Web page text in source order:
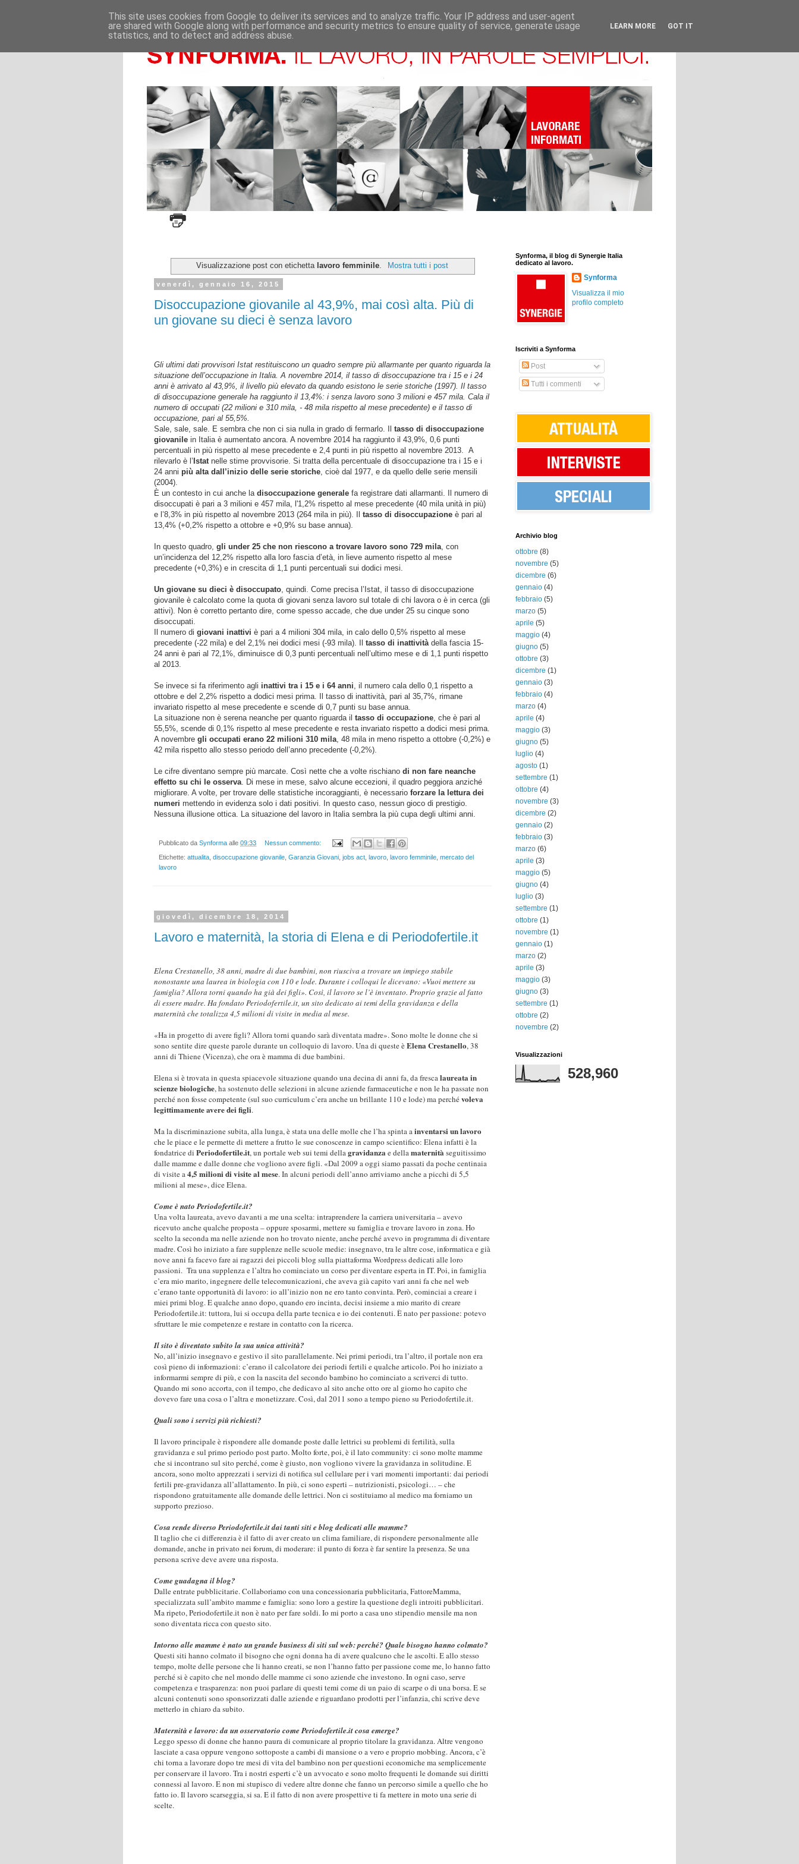
Visualizzazione post con etichetta lavoro femminile Mostra tutti i post
venerdì, gennaio 16, 2015
Disoccupazione giovanile al 43,9%, mai così alta. Più di
un giovane su dieci è senza lavoro
Gli ultimi dati provvisori Istat restituiscono un quadro sempre più allarmante per quanto riguarda la
situazione dell’occupazione in Italia. A novembre 2014, il tasso di disoccupazione tra i 15 e i 24
anni è arrivato al 43,9%, il livello più elevato da quando esistono le serie storiche (1997). Il tasso
di disoccupazione generale ha raggiunto il 13,4%: i senza lavoro sono 3 milioni e 457 mila. Cala il
numero di occupati (22 milioni e 310 mila, - 48 mila rispetto al mese precedente) e il tasso di
occupazione, pari al 55,5%.
Sale, sale, sale. E sembra che non ci sia nulla in grado di fermarlo. Il tasso di disoccupazione
giovanile in Italia è aumentato ancora. A novembre 2014 ha raggiunto il 43,9%, 0,6 punti
percentuali in più rispetto al mese precedente e 2,4 punti in più rispetto al novembre 2013.
A
rilevarlo è l’Istat nelle stime provvisorie. Si tratta della percentuale di disoccupazione tra i 15 e i
24 anni più alta dall’inizio delle serie storiche , cioè dal 1977, e da quello delle serie mensili
(2004).
È un contesto in cui anche la disoccupazione generale fa registrare dati allarmanti. Il numero di
disoccupati è pari a 3 milioni e 457 mila, l'1,2% rispetto al mese precedente (40 mila unità in più)
e l’8,3% in più rispetto al novembre 2013 (264 mila in più). Il tasso di disoccupazione è pari al
13,4% (+0,2% rispetto a ottobre e +0,9% su base annua).
In questo quadro, gli under 25 che non riescono a trovare lavoro sono 729 mila , con
un’incidenza del 12,2% rispetto alla loro fascia d’età, in lieve aumento rispetto al mese
precedente (+0,3%) e in crescita di 1,1 punti percentuali sui dodici mesi.
Un giovane su dieci è disoccupato , quindi. Come precisa l’Istat, il tasso di disoccupazione
giovanile è calcolato come la quota di giovani senza lavoro sul totale di chi lavora o è in cerca (gli
attivi). Non è corretto pertanto dire, come spesso accade, che due under 25 su cinque sono
disoccupati.
Il numero di giovani inattivi è pari a 4 milioni 304 mila, in calo dello 0,5% rispetto al mese
precedente (-22 mila) e del 2,1% nei dodici mesi (-93 mila). Il tasso di inattività della fascia 15-
24 anni è pari al 72,1%, diminuisce di 0,3 punti percentuali nell’ultimo mese e di 1,1 punti rispetto
al 2013.
Se invece si fa riferimento agli inattivi tra i 15 e i 64 anni , il numero cala dello 0,1 rispetto a
ottobre e del 2,2% rispetto a dodici mesi prima. Il tasso di inattività, pari al 35,7%, rimane
invariato rispetto al mese precedente e scende di 0,7 punti su base annua.
La situazione non è serena neanche per quanto riguarda il tasso di occupazione , che è pari al
55,5%, scende di 0,1% rispetto al mese precedente e resta invariato rispetto a dodici mesi prima.
A novembre gli occupati erano 22 milioni 310 mila , 48 mila in meno rispetto a ottobre (-0,2%) e
42 mila rispetto allo stesso periodo dell’anno precedente (-0,2%).
Le cifre diventano sempre più marcate. Così nette che a volte rischiano di non fare neanche
effetto su chi le osserva . Di mese in mese, salvo alcune eccezioni, il quadro peggiora anziché
migliorare. A volte, per trovare delle statistiche incoraggianti, è necessario forzare la lettura dei
numeri mettendo in evidenza solo i dati positivi. In questo caso, nessun gioco di prestigio.
Nessuna illusione ottica. La situazione del lavoro in Italia sembra la più cupa degli ultimi anni.
Pubblicato da Synforma alle 09:33 Nessun commento:
Etichette: attualita disoccupazione giovanile Garanzia Giovani jobs act lavoro lavoro femminile mercato del
lavoro
giovedì, dicembre 18, 2014
Lavoro e maternità, la storia di Elena e di Periodofertile.it
Elena Crestanello, 38 anni, madre di due bambini, non riusciva a trovare un impiego stabile
nonostante una laurea in biologia con 110 e lode. Durante i colloqui le dicevano: «Vuoi mettere su
famiglia? Allora torni quando ha già dei figli». Così, il lavoro se l’è inventato. Proprio grazie al fatto
di essere madre. Ha fondato Periodofertile.it, un sito dedicato ai temi della gravidanza e della
maternità che totalizza 4,5 milioni di visite in media al mese.
«Ha in progetto di avere figli? Allora torni quando sarà diventata madre». Sono molte le donne che si
sono sentite dire queste parole durante un colloquio di lavoro. Una di queste èElena Crestanello, 38
anni di Thiene (Vicenza), che ora è mamma di due bambini.
Elena si è trovata in questa spiacevole situazione quando una decina di anni fa, da frescalaureata in
scienze biologiche, ha sostenuto delle selezioni in alcune aziende farmaceutiche e non le ha passate non
perché non fosse competente (sul suo curriculum c’era anche un brillante 110 e lode) ma perchévoleva
legittimamente avere dei figli.
Ma la discriminazione subita, alla lunga, è stata una delle molle che l’ha spinta ainventarsi un lavoro
che le piace e le permette di mettere a frutto le sue conoscenze in campo scientifico: Elena infatti è la
fondatrice di Periodofertile.it, un portale web sui temi dellagravidanza e dellamaternità seguitissimo
dalle mamme e dalle donne che vogliono avere figli. «Dal 2009 a oggi siamo passati da poche centinaia
di visite a4,5 milioni di visite al mese. In alcuni periodi dell’anno arriviamo anche a picchi di 5,5
milioni al mese», dice Elena.
Come è nato Periodofertile.it?
Una volta laureata, avevo davanti a me una scelta: intraprendere la carriera universitaria – avevo
ricevuto anche qualche proposta – oppure sposarmi, mettere su famiglia e trovare lavoro in zona. Ho
scelto la seconda ma nelle aziende non ho trovato niente, anche perché avevo in programma di diventare
madre. Così ho iniziato a fare supplenze nelle scuole medie: insegnavo, tra le altre cose, informatica e già
nove anni fa facevo fare ai ragazzi dei piccoli blog sulla piattaforma Wordpress dedicati alle loro
passioni. Tra una supplenza e l’altra ho cominciato un corso per diventare esperta in IT. Poi, in famiglia
c’era mio marito, ingegnere delle telecomunicazioni, che aveva già capito vari anni fa che nel web
c’erano tante opportunità di lavoro: io all’inizio non ne ero tanto convinta. Però, cominciai a creare i
miei primi blog. E qualche anno dopo, quando ero incinta, decisi insieme a mio marito di creare
Periodofertile.it: tuttora, lui si occupa della parte tecnica e io dei contenuti. È nato per passione: potevo
sfruttare le mie competenze e restare in contatto con la ricerca.
Il sito è diventato subito la sua unica attività?
No, all’inizio insegnavo e gestivo il sito parallelamente. Nei primi periodi, tra l’altro, il portale non era
così pieno di informazioni: c’erano il calcolatore dei periodi fertili e qualche articolo. Poi ho iniziato a
informarmi sempre di più, e con la nascita del secondo bambino ho cominciato a scriverci di tutto.
Quando mi sono accorta, con il tempo, che dedicavo al sito anche otto ore al giorno ho capito che
dovevo fare una cosa o l’altra e monetizzare. Così, dal 2011 sono a tempo pieno su Periodofertile.it.
Quali sono i servizi più richiesti?
Il lavoro principale è rispondere alle domande poste dalle lettrici su problemi di fertilità, sulla
gravidanza e sul primo periodo post parto. Molto forte, poi, è il lato community: ci sono molte mamme
che si incontrano sul sito perché, come è giusto, non vogliono vivere la gravidanza in solitudine. E
ancora, sono molto apprezzati i servizi di notifica sul cellulare per i vari momenti importanti: dai periodi
fertili pre-gravidanza all’allattamento. In più, ci sono esperti – nutrizionisti, psicologi… – che
rispondono gratuitamente alle domande delle lettrici. Non ci sostituiamo al medico ma forniamo un
supporto prezioso.
Cosa rende diverso Periodofertile.it dai tanti siti e blog dedicati alle mamme?
Il taglio che ci differenzia è il fatto di aver creato un clima familiare, di rispondere personalmente alle
domande, anche in privato nei forum, di moderare: il punto di forza è far sentire la presenza. Se una
persona scrive deve avere una risposta.
Come guadagna il blog?
Dalle entrate pubblicitarie. Collaboriamo con una concessionaria pubblicitaria, FattoreMamma,
specializzata sull’ambito mamme e famiglia: sono loro a gestire la questione degli introiti pubblicitari.
Ma ripeto, Periodofertile.it non è nato per fare soldi. Io mi porto a casa uno stipendio mensile ma non
sono diventata ricca con questo sito.
Intorno alle mamme è nato un grande business di siti sul web: perché? Quale bisogno hanno colmato?
Questi siti hanno colmato il bisogno che ogni donna ha di avere qualcuno che le ascolti. E allo stesso
tempo, molte delle persone che li hanno creati, se non l’hanno fatto per passione come me, lo hanno fatto
perché si è capito che nel mondo delle mamme ci sono aziende che investono. In ogni caso, serve
competenza e trasparenza: non puoi parlare di questi temi come di un paio di scarpe o di una borsa. E se
alcuni contenuti sono sponsorizzati dalle aziende e riguardano prodotti per l’infanzia, chi scrive deve
metterlo in chiaro da subito.
Maternità e lavoro: da un osservatorio come Periodofertile.it cosa emerge?
Leggo spesso di donne che hanno paura di comunicare al proprio titolare la gravidanza. Altre vengono
lasciate a casa oppure vengono sottoposte a cambi di mansione o a vero e proprio mobbing. Ancora, c’è
chi torna a lavorare dopo tre mesi di vita del bambino non per questioni economiche ma semplicemente
per conservare il lavoro. Tra i nostri esperti c’è un avvocato e sono molto frequenti le domande sui diritti
connessi al lavoro. E non mi stupisco di vedere altre donne che fanno un percorso simile a quello che ho
fatto io. Il lavoro scarseggia, si sa. E il fatto di non avere prospettive ti fa mettere in moto una serie di
scelte.
Synforma, il blog di Synergie Italia
dedicato al lavoro.
Synforma
Visualizza il mio
profilo completo
Iscriviti a Synforma
Post
Tutti i commenti
Archivio blog
ottobre (8)
novembre (5)
dicembre (6)
gennaio (4)
febbraio (5)
marzo (5)
aprile (5)
maggio (4)
giugno (5)
ottobre (3)
dicembre (1)
gennaio (3)
febbraio (4)
marzo (4)
aprile (4)
maggio (3)
giugno (5)
luglio (4)
agosto (1)
settembre (1)
ottobre (4)
novembre (3)
dicembre (2)
gennaio (2)
febbraio (3)
marzo (6)
aprile (3)
maggio (5)
giugno (4)
luglio (3)
settembre (1)
ottobre (1)
novembre (1)
gennaio (1)
marzo (2)
aprile (3)
maggio (3)
giugno (3)
settembre (1)
ottobre (2)
novembre (2)
Visualizzazioni
528,960
This site uses cookies from Google to deliver its services and to analyze traffic. Your IP address and user-agent
are shared with Google along with performance and security metrics to ensure quality of service, generate usage
statistics, and to detect and address abuse.
LEARN MORE GOT IT